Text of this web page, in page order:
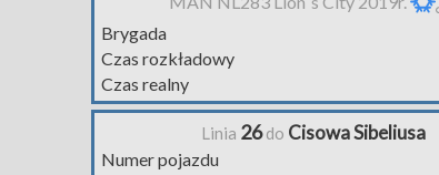
Brygada
Czas rozkładowy
Czas realny
Linia 26do Cisowa Sibeliusa
Numer pojazdu